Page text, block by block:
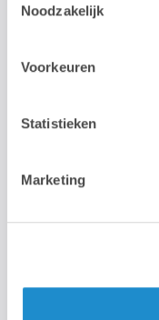
Noodzakelijk
Voorkeuren
Statistieken
Marketing
Numéro de téléphone